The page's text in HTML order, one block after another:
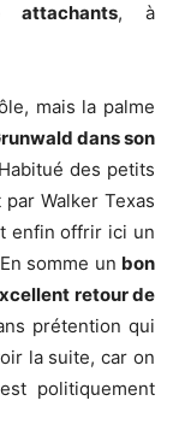
attachants, à
mais la palme
dans son
Habitué des petits
Walker Texas
enfin offrir ici un
somme un bon
retour de
prétention qui
la suite, car on
politiquement